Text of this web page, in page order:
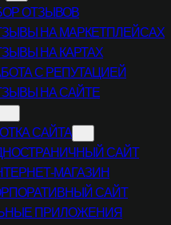
ОТЗЫВОВ
НА МАРКЕТПЛЕЙСАХ
НА КАРТАХ
С РЕПУТАЦИЕЙ
НА САЙТЕ
САЙТА
САЙТ
МАГАЗИН
САЙТ
ПРИЛОЖЕНИЯ